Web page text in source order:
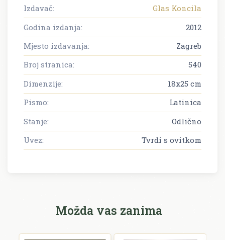
Izdavač:
Glas Koncila
Godina izdanja:
2012
Mjesto izdavanja:
Zagreb
Broj stranica:
540
Dimenzije:
18x25 cm
Pismo:
Latinica
Stanje:
Odlično
Uvez:
Tvrdi s ovitkom
Možda vas zanima